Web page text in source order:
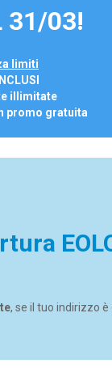
31/03!
limiti
illimitate
promo gratuita
, se il tuo indirizzo